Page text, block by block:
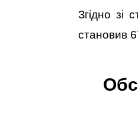
Згідно зі
становив